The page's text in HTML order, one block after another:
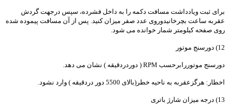
برای ثبت ویادداشت مسافت دکمه را به داخل فشرده، سپس درجهت گردش
عقربه ساعت بچرخانیدوروی عدد صفر میزان کنید. پس از آن مسافت پیموده شده
روی صفحه کیلومتر شمار خوانده می شود.
12) دورسنج موتور
دورسنج موتوررابرحسب RPM ( دوردردقیقه ) نشان می دهد.
اخطار: هرگزعقربه به ناحیه خطر(بالای 5500 دور دردقیقه ) وارد نشود.
13) درجه میزان شارژ باتری